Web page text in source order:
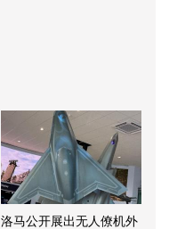
洛马公开展出无人僚机外